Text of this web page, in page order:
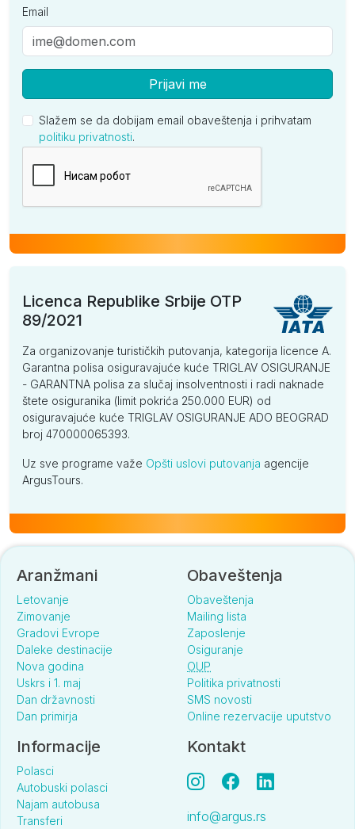
Email
Prijavi me
Slažem se da dobijam email obaveštenja i prihvatam
politiku privatnosti.
Licenca Republike Srbije OTP
89/2021
Za organizovanje turističkih putovanja, kategorija licence A.
Garantna polisa osiguravajuće kuće TRIGLAV OSIGURANJE
- GARANTNA polisa za slučaj insolventnosti i radi naknade
štete osiguranika (limit pokrića 250.000 EUR) od
osiguravajuće kuće TRIGLAV OSIGURANJE ADO BEOGRAD
broj 470000065393.
Uz sve programe važe Opšti uslovi putovanja agencije
ArgusTours.
Aranžmani
Letovanje
Zimovanje
Gradovi Evrope
Daleke destinacije
Nova godina
Uskrs i 1. maj
Dan državnosti
Dan primirja
Obaveštenja
Obaveštenja
Mailing lista
Zaposlenje
Osiguranje
OUP
Politika privatnosti
SMS novosti
Online rezervacije uputstvo
Informacije
Polasci
Autobuski polasci
Najam autobusa
Transferi
Kontakt
info@argus.rs